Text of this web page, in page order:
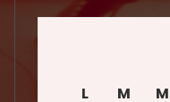
L
M M